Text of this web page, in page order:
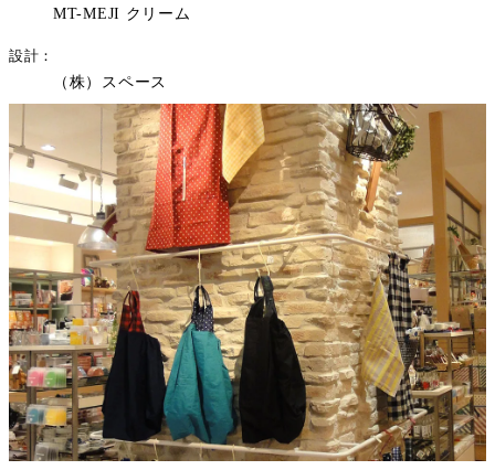
MT-MEJI クリーム
設計
（株）スペース